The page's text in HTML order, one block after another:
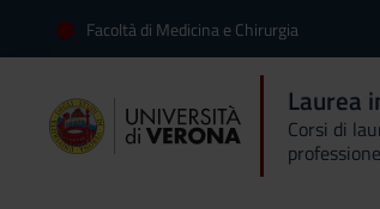
Facoltà di Medicina e Chirurgia
Laurea
Corsi di